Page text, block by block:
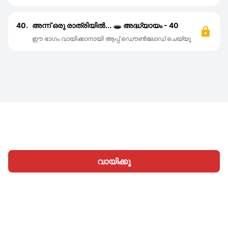
വായിക്കൂ
40. അന്ന് ഒരു രാത്രിയിൽ... 🕳️ അദ്ധ്യായം - 40
ഈ ഭാഗം വായിക്കാനായി ആപ്പ് ഡൌൺലോഡ് ചെയ്യൂ
ഹോം വിഭാഗങ്ങള്‍ എഴുതൂ ലേഖനങ്ങൾ സൈനിന്‍